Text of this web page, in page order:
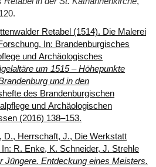
Retabel (1514). Die Malerei
In: Brandenburgisches
und Archäologisches
um 1515 – Höhepunkte
und in den
des Brandenburgischen
und Archäologischen
(2016) 138‒153.
D., Herrschaft, J., Die Werkstatt
R. Enke, K. Schneider, J. Strehle
Jüngere. Entdeckung eines Meisters.